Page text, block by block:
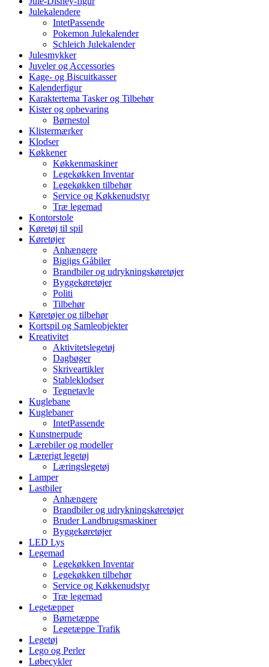
Julekalendere
IntetPassende
Pokemon Julekalender
Schleich Julekalender
Julesmykker
Juveler og Accessories
Kage- og Biscuitkasser
Kalenderfigur
Karaktertema Tasker og Tilbehør
Kister og opbevaring
Børnestol
Klistermærker
Klodser
Køkkener
Køkkenmaskiner
Legekøkken Inventar
Legekøkken tilbehør
Service og Køkkenudstyr
Træ legemad
Kontorstole
Køretøj til spil
Køretøjer
Anhængere
Bigjigs Gåbiler
Brandbiler og udrykningskøretøjer
Byggekøretøjer
Politi
Tilbehør
Køretøjer og tilbehør
Kortspil og Samleobjekter
Kreativitet
Aktivitetslegetøj
Dagbøger
Skriveartikler
Stableklodser
Tegnetavle
Kuglebane
Kuglebaner
IntetPassende
Kunstnerpude
Lærebiler og modeller
Lærerigt legetøj
Læringslegetøj
Lamper
Lastbiler
Anhængere
Brandbiler og udrykningskøretøjer
Bruder Landbrugsmaskiner
Byggekøretøjer
LED Lys
Legemad
Legekøkken Inventar
Legekøkken tilbehør
Service og Køkkenudstyr
Træ legemad
Legetæpper
Børnetæppe
Legetæppe Trafik
Legetøj
Lego og Perler
Løbecykler